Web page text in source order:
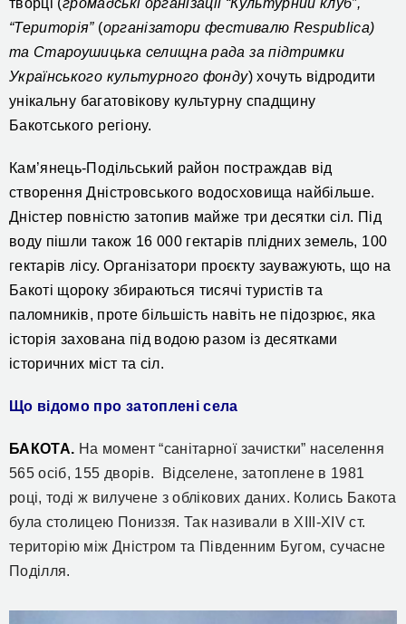
творці (громадські організації“Культурний клуб”,
“Територія”(організатори фестивалю Respublica)
та Староушицька селищна радаза підтримки
Українського культурного фонду)хочуть відродити
унікальну багатовікову культурну спадщину
Бакотського регіону.
Кам’янець-Подільський район постраждав від
створення Дністровського водосховища найбільше.
Дністер повністю затопив майже три десятки сіл. Під
воду пішли також 16 000 гектарів плідних земель, 100
гектарів лісу. Організатори проєкту зауважують, що на
Бакоті щороку збираються тисячі туристів та
паломників, проте більшість навіть не підозрює, яка
історія захована під водою разом із десятками
історичних міст та сіл.
Що відомо про затоплені села
БАКОТА. На момент “санітарної зачистки” населення
565 осіб, 155 дворів. Відселене, затоплене в 1981
році, тоді ж вилучене з облікових даних. Колись Бакота
була столицею Пониззя. Так називали в XIII-XIV ст.
територiю мiж Днiстром та Пiвденним Бугом, сучасне
Поділля.